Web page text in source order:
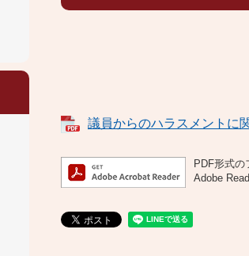
議員からのハラスメントに
PDF形式の
Adobe